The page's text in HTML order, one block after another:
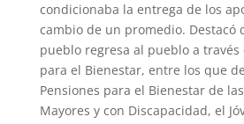
condicionaba la entrega de los
cambio de un promedio. Destacó
pueblo regresa al pueblo a través
para el Bienestar, entre los que
Pensiones para el Bienestar de
Mayores y con Discapacidad, el